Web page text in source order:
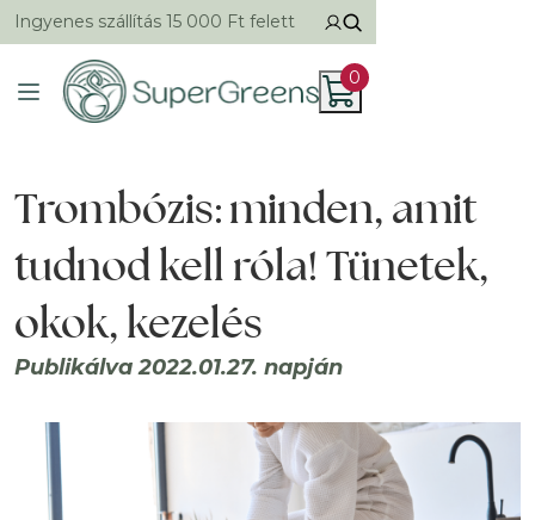
Ingyenes szállítás 15 000 Ft felett
0
Trombózis: minden, amit
tudnod kell róla! Tünetek,
okok, kezelés
Publikálva 2022.01.27. napján